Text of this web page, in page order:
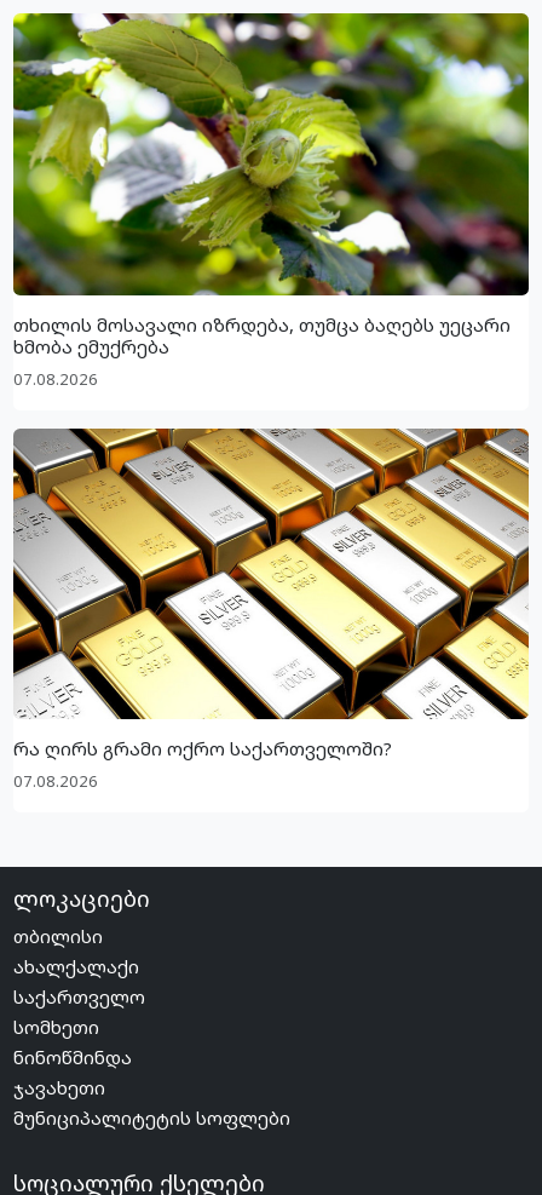
თხილის მოსავალი იზრდება, თუმცა ბაღებს უეცარი
ხმობა ემუქრება
07.08.2026
რა ღირს გრამი ოქრო საქართველოში?
07.08.2026
ლოკაციები
თბილისი
ახალქალაქი
საქართველო
სომხეთი
ნინოწმინდა
ჯავახეთი
მუნიციპალიტეტის სოფლები
სოციალური ქსელები